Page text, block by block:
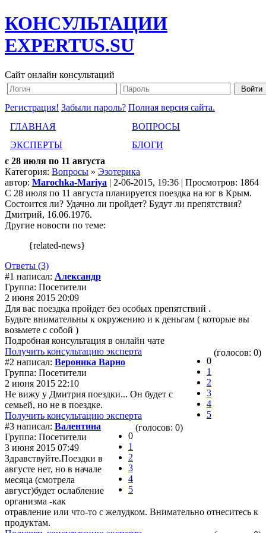
КОНСУЛЬТАЦИИ
EXPERTUS.SU
Сайт онлайн консультаций
Регистрация! Забыли пароль? Полная версия сайта.
ГЛАВНАЯ
ВОПРОСЫ
ЭКСПЕРТЫ
БЛОГИ
с 28 июля по 11 августа
Категория: Вопросы » Эзотерика
автор: Marochka-Mariya | 2-06-2015, 19:36 | Просмотров: 1864
С 28 июля по 11 августа планируется поездка на юг в Крым.
Состоится ли? Удачно ли пройдет? Будут ли препятствия?
Дмитрий, 16.06.1976.
Другие новости по теме:
{related-news}
Ответы (3)
#1 написал: Александр
Группа: Посетители
2 июня 2015 20:09
Для вас поездка пройдет без особых препятствий .
Будьте внимательны к окружению и к деньгам ( которые вы
возьмете с собой )
Подробная консультация в онлайн чате
Получить консультацию эксперта
0
1
2
3
4
5
(голосов: 0)
#2 написал: Вероника Варно
Группа: Посетители
2 июня 2015 22:10
Не вижу у Дмитрия поездки... Он будет с
семьей, но не в поездке.
Получить консультацию эксперта
0
1
2
3
4
5
(голосов: 0)
#3 написал: Валентина
Группа: Посетители
3 июня 2015 07:49
Здравствуйте.Поездки в
августе нет, но в начале
месяца (смотрела
август)будет ослабление
организма -как
отравление или что-то с желудком. Внимательно отнеситесь к
продуктам.